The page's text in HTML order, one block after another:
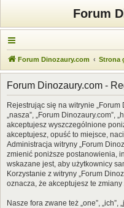
Forum
Forum Dinozaury.com Strona
Forum Dinozaury.com -
Rejestrując się na witrynie „Forum
„nasza”, „Forum Dinozaury.com”,
akceptujesz wyszczególnione
akceptujesz, opuść to miejsce,
Administracja witryny „Forum
zmienić poniższe postanowienia,
wskazane jest, aby użytkownicy
Korzystanie z witryny „Forum
oznacza, że akceptujesz te
Nasze fora zwane też „one”, „ich”,